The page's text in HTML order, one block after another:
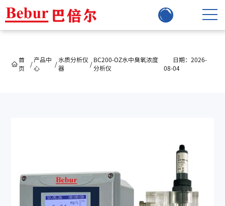
首
页
/
产品中
心
/
水质分析仪
器
/
BC200-OZ水中臭氧浓度
分析仪
日期：2026-
08-04